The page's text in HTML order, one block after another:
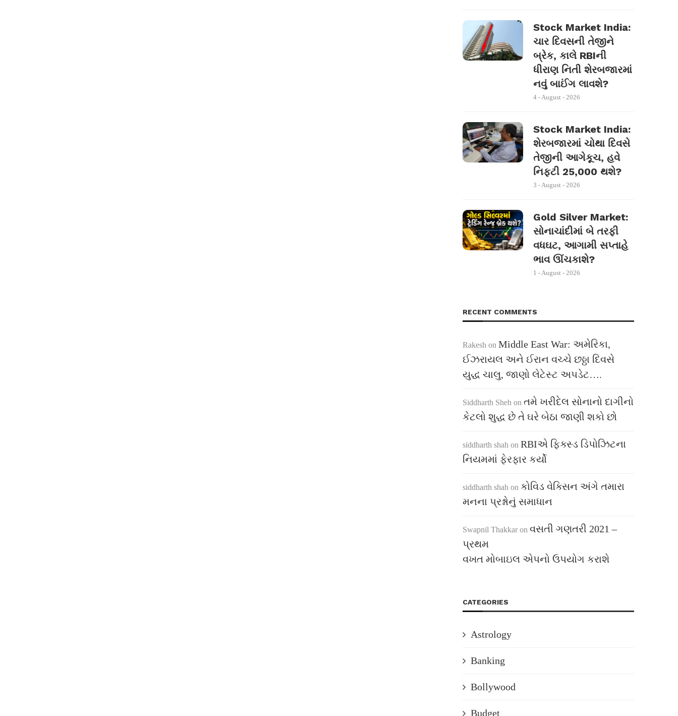
Stock Market India:
ચાર દિવસની તેજીને
બ્રેક, કાલે RBIની
ધીરાણ નિતી શેરબજારમાં
નવું બાઈંગ લાવશે?
4 - August - 2026
Stock Market India:
શેરબજારમાં ચોથા દિવસે
તેજીની આગેકૂચ, હવે
નિફ્ટી 25,000 થશે?
3 - August - 2026
Gold Silver Market:
સોનાચાંદીમાં બે તરફી
વધઘટ, આગામી સપ્તાહે
ભાવ ઊંચકાશે?
1 - August - 2026
RECENT COMMENTS
Rakesh on Middle East War: અમેરિકા,
ઈઝરાયલ અને ઈરાન વચ્ચે છઠ્ઠા દિવસે
યુદ્ધ ચાલુ, જાણો લેટેસ્ટ અપડેટ….
Siddharth Sheh on તમે ખરીદેલ સોનાનો દાગીનો
કેટલો શુદ્ધ છે તે ઘરે બેઠા જાણી શકો છો
siddharth shah on RBIએ ફિક્સ્ડ ડિપોઝિટના
નિયમમાં ફેરફાર કર્યો
siddharth shah on કોવિડ વેક્સિન અંગે તમારા
મનના પ્રશ્નોનું સમાધાન
Swapnil Thakkar on વસતી ગણતરી 2021 –
પ્રથમ
વખત મોબાઇલ એપનો ઉપયોગ કરાશે
CATEGORIES
Astrology
Banking
Bollywood
Budget